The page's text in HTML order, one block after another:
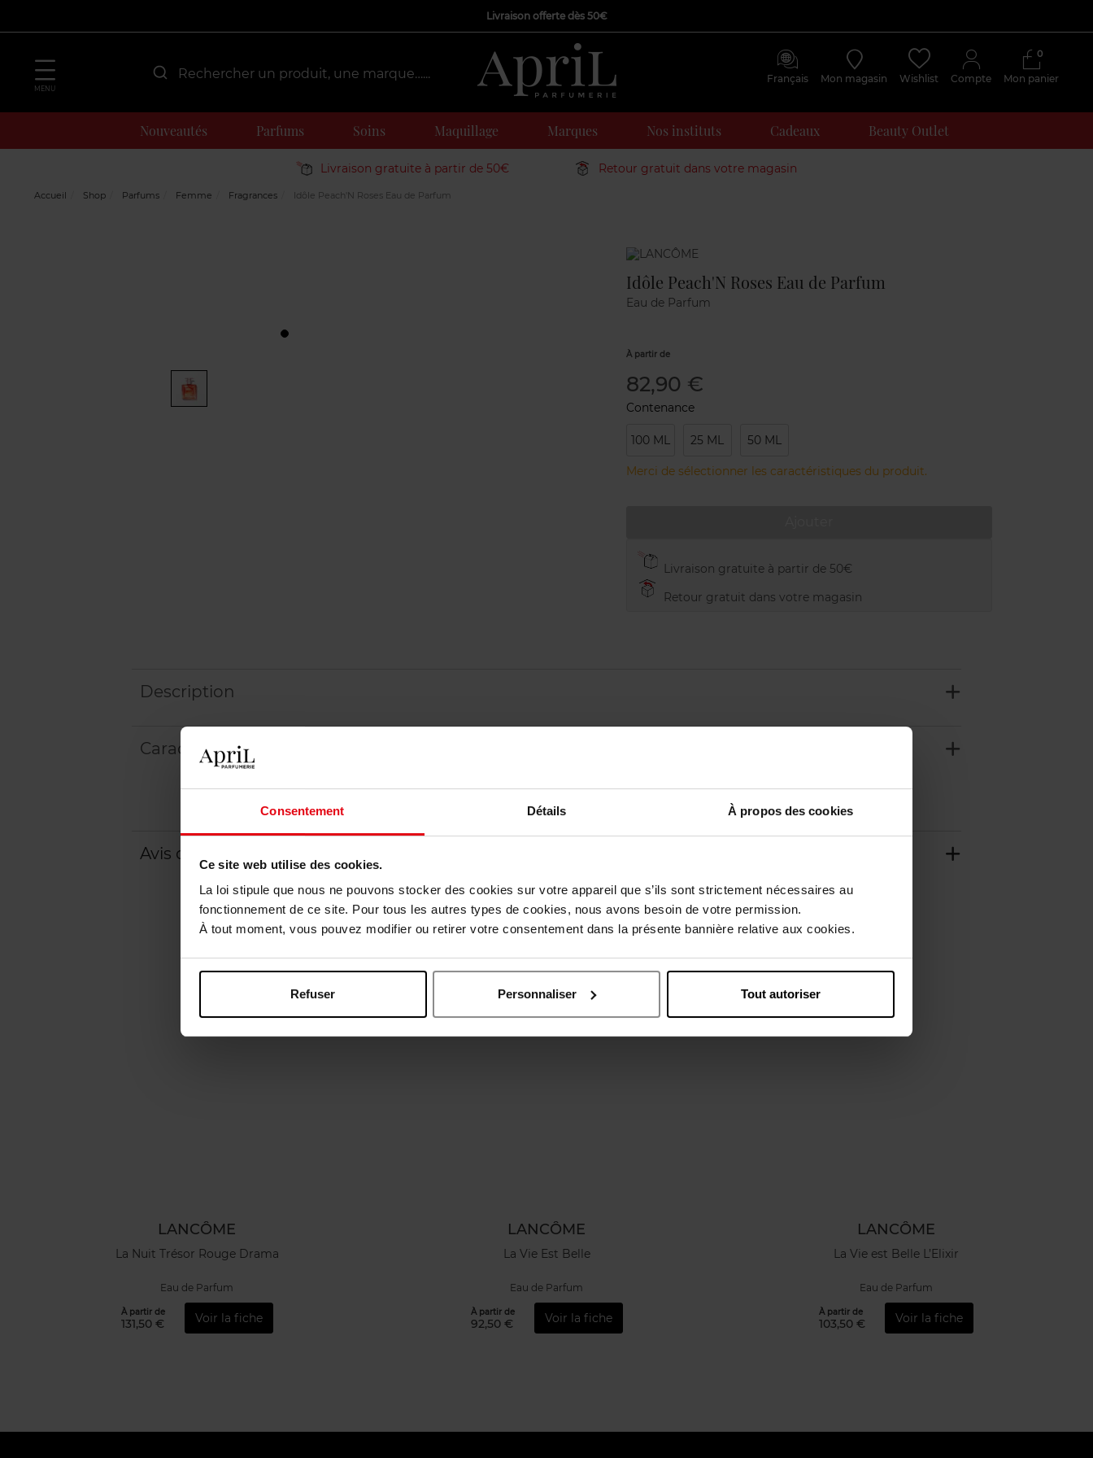
Consentement Détails À propos des cookies
Ce site web utilise des cookies.
La loi stipule que nous ne pouvons stocker des cookies sur votre appareil que s’ils sont strictement nécessaires au
fonctionnement de ce site. Pour tous les autres types de cookies, nous avons besoin de votre permission.
À tout moment, vous pouvez modifier ou retirer votre consentement dans la présente bannière relative aux cookies.
Refuser Personnaliser Tout autoriser
Livraison offerte dès 50€
MENU
Français Mon magasin Wishlist Compte Mon panier
0
Nouveautés Parfums Soins Maquillage Marques Nos instituts Cadeaux Beauty Outlet
Livraison gratuite à partir de 50€ Retour gratuit dans votre magasin
Accueil Shop Parfums Femme Fragrances Idôle Peach'N Roses Eau de Parfum
Marque
Idôle Peach'N Roses Eau de Parfum
Eau de Parfum
À partir de
82,90 €
Contenance
100 ML 25 ML 50 ML
Merci de sélectionner les caractéristiques du produit.
Livraison gratuite à partir de 50€
Retour gratuit dans votre magasin
Description
Caractéristiques
Avis client
Oublié quelque chose ?
LANCÔME
La Nuit Trésor Rouge Drama
Eau de Parfum
À partir de
131,50 € Voir la fiche
LANCÔME
La Vie Est Belle
Eau de Parfum
À partir de
92,50 € Voir la fiche
LANCÔME
La Vie est Belle L’Elixir
Eau de Parfum
À partir de
103,50 € Voir la fiche